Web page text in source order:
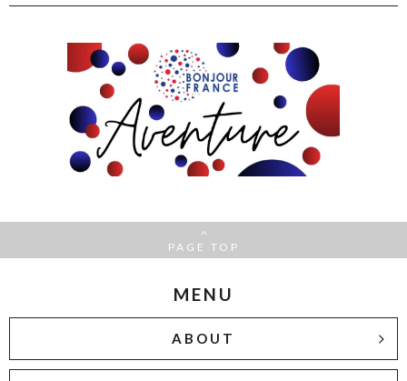
PAGE TOP
MENU
ABOUT